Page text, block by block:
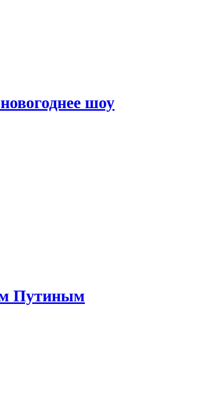
шоу
Путиным